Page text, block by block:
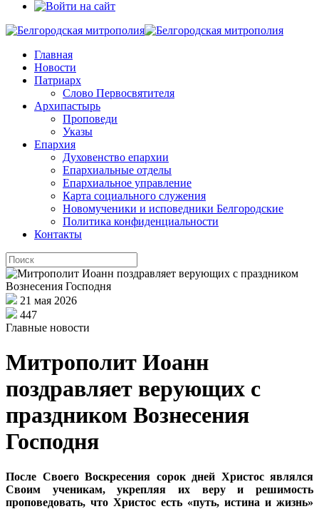
Главная
Новости
Патриарх
Слово Первосвятителя
Архипастырь
Проповеди
Указы
Епархия
Духовенство епархии
Епархиальные отделы
Епархиальное управление
Карта социального служения
Новомученики и исповедники Белгородские
Политика конфиденциальности
Контакты
21 мая 2026
447
Главные новости
Митрополит Иоанн
поздравляет верующих с
праздником Вознесения
Господня
После Своего Воскресения сорок дней Христос являлся
Своим ученикам, укрепляя их веру и решимость
проповедовать, что Христос есть «путь, истина и жизнь»